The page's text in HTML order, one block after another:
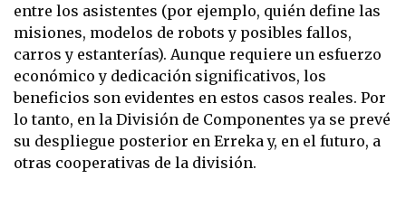
entre los asistentes (por ejemplo, quién define las
misiones, modelos de robots y posibles fallos,
carros y estanterías). Aunque requiere un esfuerzo
económico y dedicación significativos, los
beneficios son evidentes en estos casos reales. Por
lo tanto, en la División de Componentes ya se prevé
su despliegue posterior en Erreka y, en el futuro, a
otras cooperativas de la división.